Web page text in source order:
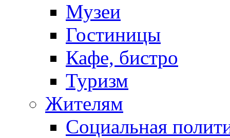
Музеи
Гостиницы
Кафе, бистро
Туризм
Жителям
Социальная